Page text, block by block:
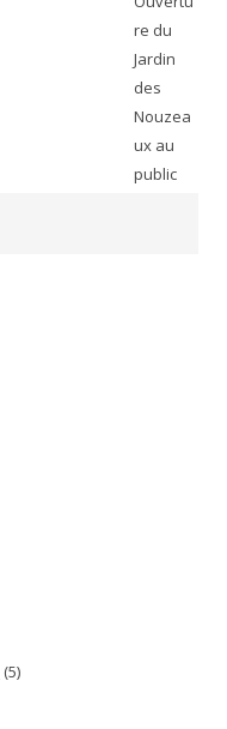
re du
Jardin
des
Nouzea
ux au
public
(5)